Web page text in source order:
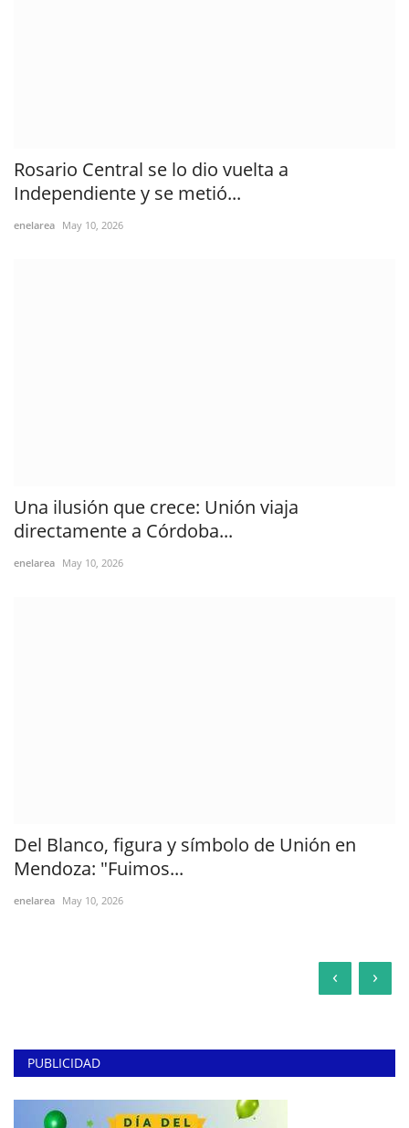
Rosario Central se lo dio vuelta a
Independiente y se metió...
enelarea May 10, 2026
Una ilusión que crece: Unión viaja
directamente a Córdoba...
enelarea May 10, 2026
Del Blanco, figura y símbolo de Unión en
Mendoza: "Fuimos...
enelarea May 10, 2026
‹ ›
PUBLICIDAD